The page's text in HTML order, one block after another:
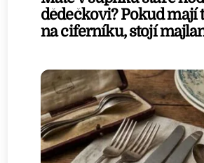
dědečkovi? Pokud mají
na ciferníku, stojí